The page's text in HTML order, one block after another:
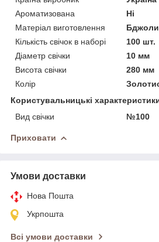
Ароматизована
Ні
Матеріал виготовлення
Кількість свічок в наборі
100 шт.
Діаметр свічки
10 мм
Висота свічки
280 мм
Колір
Користувальницькі
Вид свічки
№100
Приховати
Умови доставки
Нова Пошта
Укрпошта
Всі умови доставки